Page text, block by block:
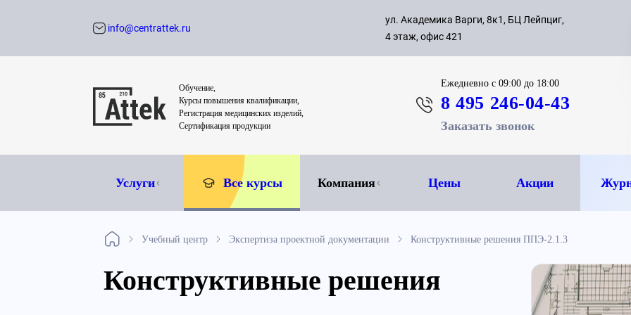
с 09:00
8 495
info@centrattek.ru
ул. Академика Варги, 8к1, БЦ Лейпциг,
4 этаж, офис 421
Обучение,
Курсы повышения квалификации,
Регистрация медицинских изделий,
Сертификация продукции
Ежедневнос 09:00 до 18:00
8 495 246-04-43
Заказать звонок
Услуги Все курсы Компания Цены Акции
Учебный центр Экспертиза проектной документации Конструктивные решения ППЭ-2.1.3
Конструктивные решения